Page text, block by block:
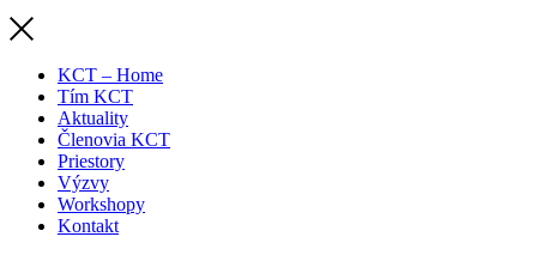
KCT – Home
Tím KCT
Aktuality
Členovia KCT
Priestory
Výzvy
Workshopy
Kontakt